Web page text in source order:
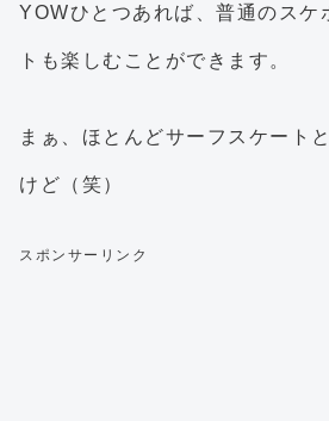
YOWひとつあれば、普通のスケ
トも楽しむことができます。
まぁ、ほとんどサーフスケート
けど（笑）
スポンサーリンク